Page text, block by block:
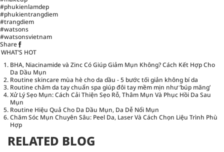
#phukienlamdep
#phukientrangdiem
#trangdiem
#watsons
#watsonsvietnam
Share
WHAT’S HOT
BHA, Niacinamide và Zinc Có Giúp Giảm Mụn Không? Cách Kết Hợp Cho
Da Dầu Mụn
Routine skincare mùa hè cho da dầu - 5 bước tối giản không bí da
Routine chăm da tay chuẩn spa giúp đôi tay mềm mịn như ‘búp măng’
Xử Lý Sẹo Mụn: Cách Cải Thiện Sẹo Rỗ, Thâm Mụn Và Phục Hồi Da Sau
Mụn
Routine Hiệu Quả Cho Da Dầu Mụn, Da Dễ Nổi Mụn
Chăm Sóc Mụn Chuyên Sâu: Peel Da, Laser Và Cách Chọn Liệu Trình Phù
Hợp
RELATED BLOG